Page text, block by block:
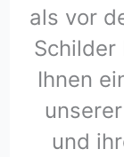
als vor
Schilder
Ihnen
und